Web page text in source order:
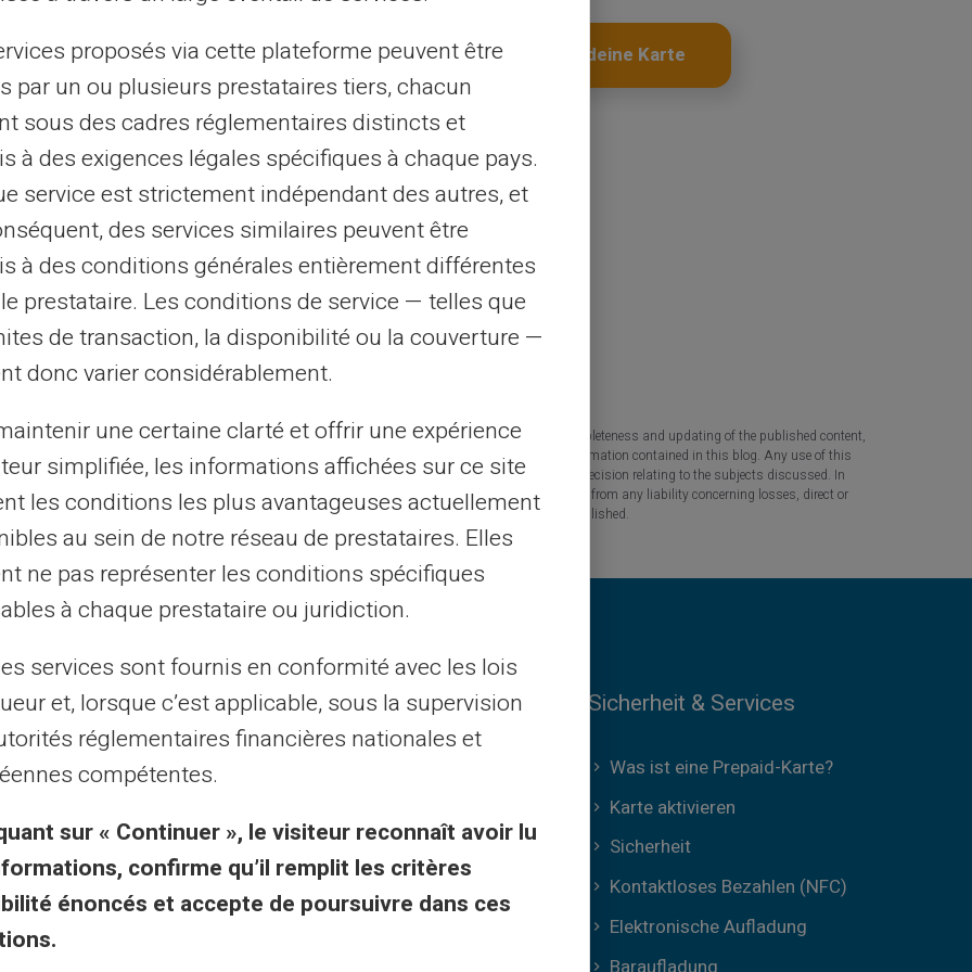
06/01/2025 Veritas Carte prépayée
remplir un chèque
?
avez sans doute déjà ressenti une légère
au moment de remplir un chèque. Une
simple revient souvent : «Ai-je bien inscri...
18 19 20 21 ... 31 32 ›
Hol dir deine Karte
only and has no contractual or legal value. Although we strive to ensure the accuracy, completeness and updating of the published content,
authors of the articles cannot be held responsible for decisions or actions taken based on the information contained in this blog. Any use of this
We encourage you to consult a qualified professional or an expert for any important question or decision relating to the subjects discussed. In
without notice. By visiting this blog, you agree that Carte Veritas and its partners are released from any liability concerning losses, direct or
of this site, whether they are linked to errors, omissions or the interpretation of the information published.
& Bedingungen
Hinweise
Richtlinie
Vorteile von Veritas
3D Secure
Angebote
Sicherheit & Services
Was ist eine Prepaid-Karte?
Karte aktivieren
Sicherheit
Kontaktloses Bezahlen (NFC)
Elektronische Aufladung
proposés via cette plateforme peuvent être
par un ou plusieurs prestataires tiers, chacun
sous des cadres réglementaires distincts et
à des exigences légales spécifiques à chaque pays.
service est strictement indépendant des autres, et
des services similaires peuvent être
à des conditions générales entièrement différentes
prestataire. Les conditions de service — telles que
de transaction, la disponibilité ou la couverture —
donc varier considérablement.
une certaine clarté et offrir une expérience
simplifiée, les informations affichées sur ce site
les conditions les plus avantageuses actuellement
au sein de notre réseau de prestataires. Elles
ne pas représenter les conditions spécifiques
à chaque prestataire ou juridiction.
services sont fournis en conformité avec les lois
et, lorsque c’est applicable, sous la supervision
réglementaires financières nationales et
compétentes.
sur « Continuer », le visiteur reconnaît avoir lu
confirme qu’il remplit les critères
énoncés et accepte de poursuivre dans ces